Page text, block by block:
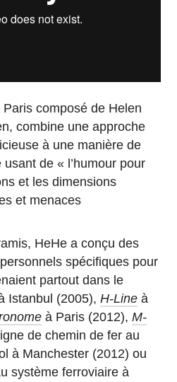
composé de Helen
combine une approche
à une manière de
de « l’humour pour
et les dimensions
et menaces
HeHe a conçu des
spécifiques pour
partout dans le
Istanbul (2005),H-Line à
à Paris (2012),M-
de chemin de fer au
à Manchester (2012) ou
système ferroviaire à